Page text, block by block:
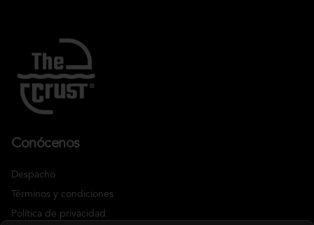
Conócenos
Despacho
Términos y condiciones
Política de privacidad